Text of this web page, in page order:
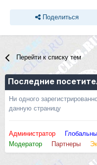
Поделиться
Перейти к списку тем
Последние
Ни одного
данную страницу
Администратор
Модератор
Партнеры